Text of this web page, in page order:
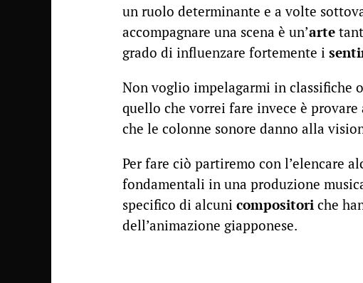
un ruolo determinante e a volte
accompagnare una scena è un’arte
grado di influenzare fortemente i
Non voglio impelagarmi in classifiche
quello che vorrei fare invece è provare
che le colonne sonore danno alla
Per fare ciò partiremo con l’elencare
fondamentali in una produzione
specifico di alcuni compositori che
dell’animazione giapponese.